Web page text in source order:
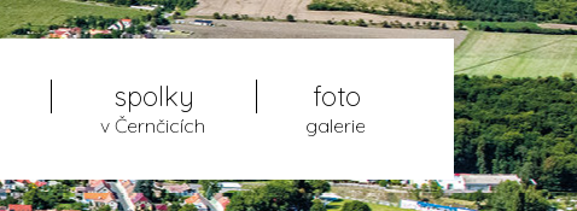
spolky
v Černčicích
foto
galerie